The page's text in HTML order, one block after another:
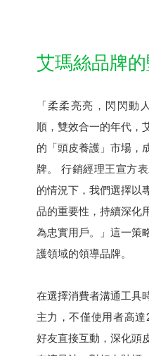
艾瑪絲品牌
「柔柔亮亮，閃閃動
順，雙效合一的年代，
的「頭皮養護」市場，
牌。 行銷經理王宣方
的情況下，我們選擇以
品的重要性，持續深化
為忠實用戶。」這一策
護領域的領導品牌。
在選擇消費者溝通工具
主力，不僅使用者高
好友直接互動，深化頭